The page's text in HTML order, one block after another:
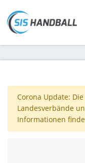
Corona Update:
Landesverbände
Informationen